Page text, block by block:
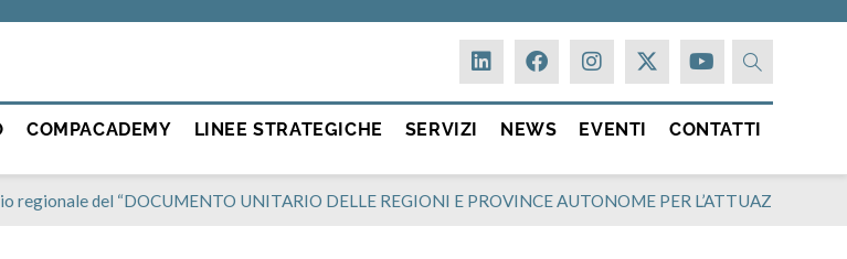
COMPACADEMY LINEE STRATEGICHE SERVIZI NEWS EVENTI CONTATTI
del “DOCUMENTO UNITARIO DELLE REGIONI E PROVINCE AUTONOME PER L’ATTUAZIONE